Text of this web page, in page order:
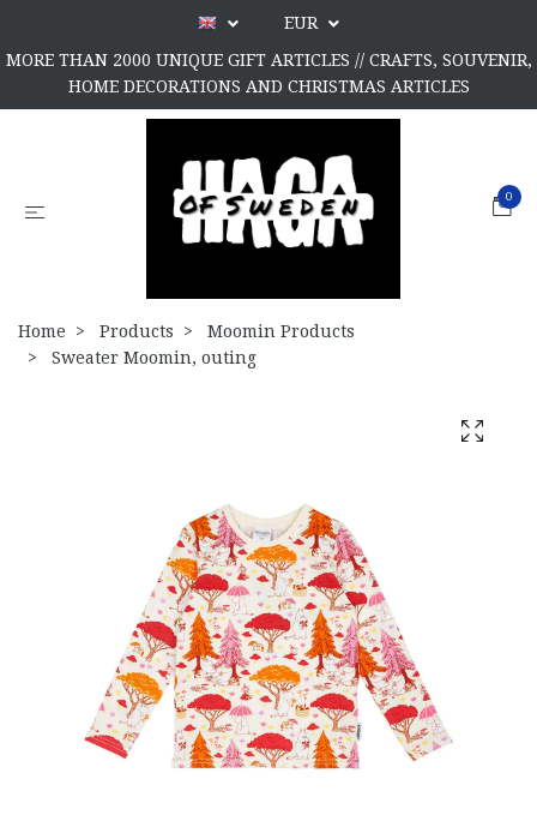
EUR
MORE THAN 2000 UNIQUE GIFT ARTICLES // CRAFTS, SOUVENIR,
HOME DECORATIONS AND CHRISTMAS ARTICLES
0
Home Products
Moomin Products
Sweater Moomin, outing